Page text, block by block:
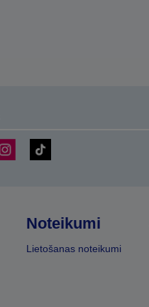
Noteikumi
Lietošanas noteikumi